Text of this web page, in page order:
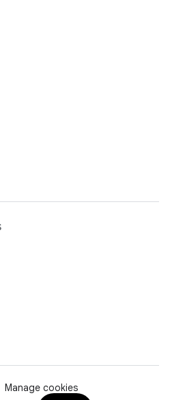
Manage cookies